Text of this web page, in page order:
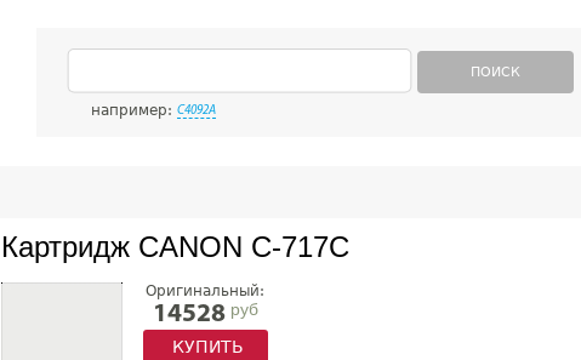
ПОИСК
например: C4092A
Картридж CANON C-717C
Оригинальный:
14528 руб
КУПИТЬ